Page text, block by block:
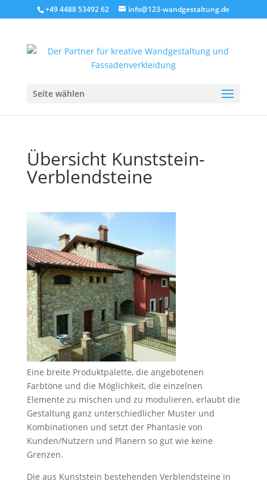
+49 4488 53492 62 info@123-wandgestaltung.de
Seite wählen
Übersicht Kunststein-
Verblendsteine
Eine breite Produktpalette, die angebotenen
Farbtöne und die Möglichkeit, die einzelnen
Elemente zu mischen und zu modulieren, erlaubt die
Gestaltung ganz unterschiedlicher Muster und
Kombinationen und setzt der Phantasie von
Kunden/Nutzern und Planern so gut wie keine
Grenzen.
Die aus Kunststein bestehenden Verblendsteine in